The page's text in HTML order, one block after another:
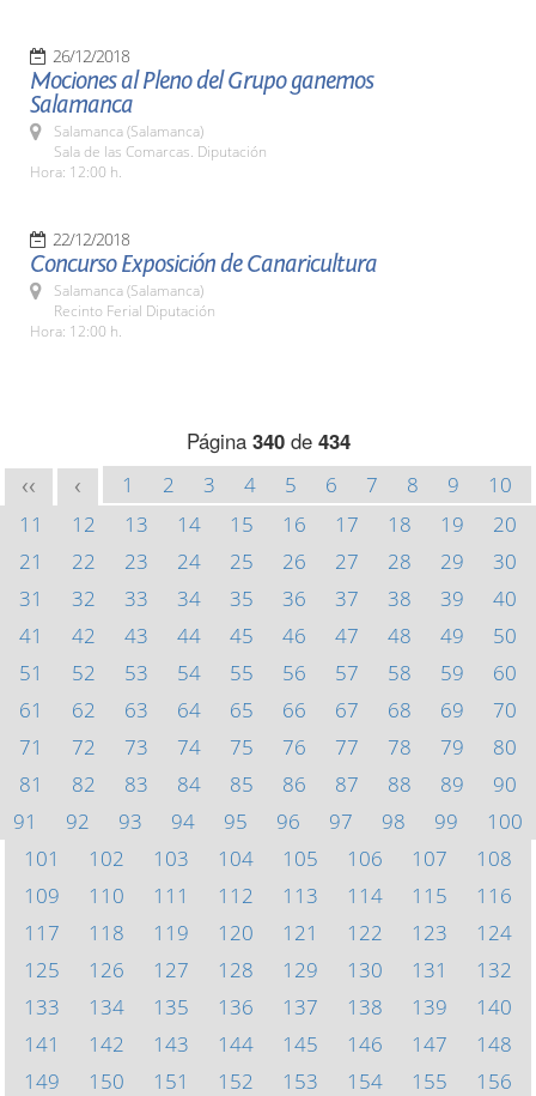
26/12/2018
Mociones al Pleno del Grupo ganemos
Salamanca
Salamanca (Salamanca)
Sala de las Comarcas. Diputación
Hora: 12:00 h.
22/12/2018
Concurso Exposición de Canaricultura
Salamanca (Salamanca)
Recinto Ferial Diputación
Hora: 12:00 h.
Página 340de 434
<< < 1 2 3 4 5 6 7 8 9
10
11
12 13 14 15 16 17 18 19
20
21
22 23 24 25 26 27 28 29
30
31
32 33 34 35 36 37 38 39
40
41
42 43 44 45 46 47 48 49
50
51
52 53 54 55 56 57 58 59
60
61
62 63 64 65 66 67 68 69
70
71
72 73 74 75 76 77 78 79
80
81
82 83 84 85 86 87 88 89
90
91
92 93 94 95 96 97 98 99
100
101
102 103 104 105 106 107
108
109
110 111 112 113 114 115
116
117
118 119 120 121 122 123
124
125
126 127 128 129 130 131
132
133
134 135 136 137 138 139
140
141
142 143 144 145 146 147
148
149
150 151 152 153 154 155
156